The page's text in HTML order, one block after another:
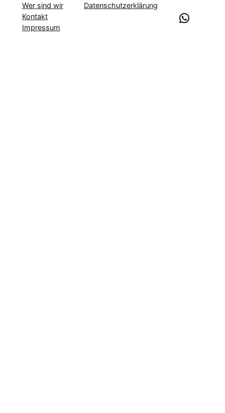
Wer sind wir
Kontakt
Impressum
Datenschutzerklärung
WhatsApp